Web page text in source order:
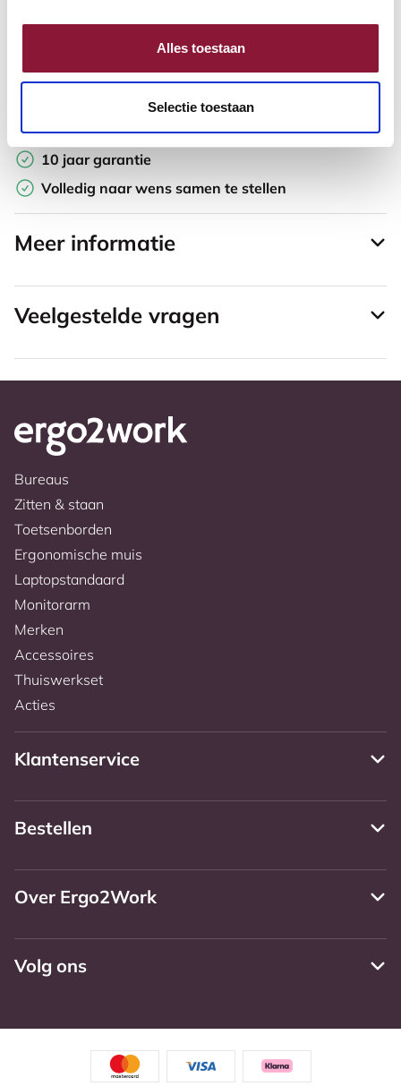
Alles toestaan
Selectie toestaan
Toevoegen aan vergelijker
Laagste Prijsgarantie
Gratis verzending
10 jaar garantie
Volledig naar wens samen te stellen
Meer informatie
Veelgestelde vragen
Bureaus
Zitten & staan
Toetsenborden
Ergonomische muis
Laptopstandaard
Monitorarm
Merken
Accessoires
Thuiswerkset
Acties
Klantenservice
Bestellen
Over Ergo2Work
Volg ons